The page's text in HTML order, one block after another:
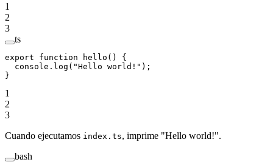
1
2
3
ts
export function hello () {
  console.
log ( "Hello world!" );
}
1
2
3
Cuando ejecutamos index.ts, imprime "Hello world!".
bash